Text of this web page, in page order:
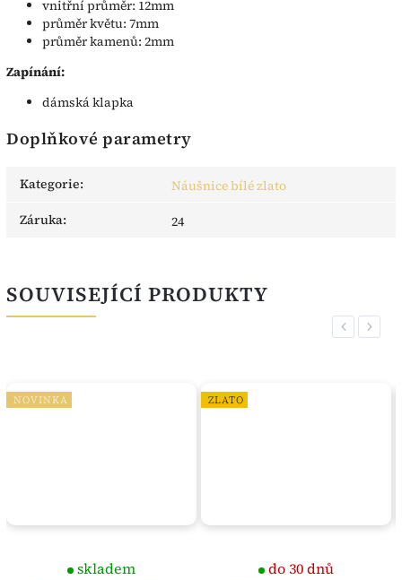
vnitřní průměr: 12mm
průměr květu: 7mm
průměr kamenů: 2mm
Zapínání:
dámská klapka
Doplňkové parametry
Kategorie:
Náušnice bílé zlato
Záruka: 24
SOUVISEJÍCÍ PRODUKTY
Previous
NOVINKA
skladem
ZLATO
do 30 dnů
Next